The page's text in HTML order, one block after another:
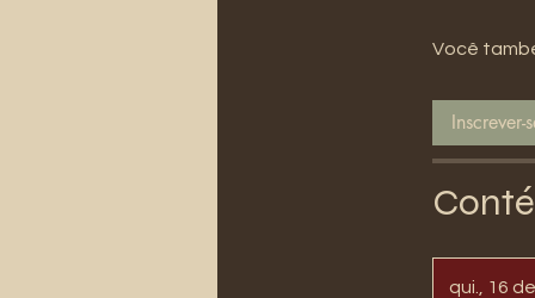
Você
qui., 16